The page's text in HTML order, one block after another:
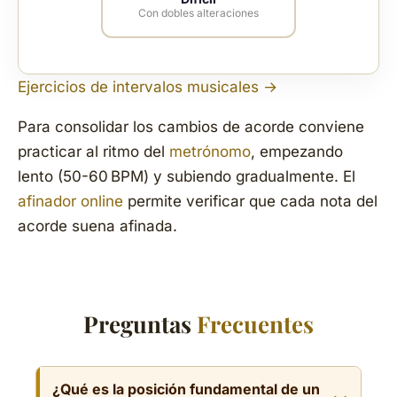
Con dobles alteraciones
Ejercicios de intervalos musicales →
Para consolidar los cambios de acorde conviene
practicar al ritmo del metrónomo, empezando
lento (50-60 BPM) y subiendo gradualmente. El
afinador online permite verificar que cada nota del
acorde suena afinada.
Preguntas Frecuentes
¿Qué es la posición fundamental de un